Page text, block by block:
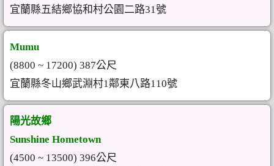
宜蘭縣五結鄉協和村公園二路31號
Mumu
(8800 ~ 17200) 387公尺
宜蘭縣冬山鄉武淵村1鄰東八路110號
陽光故鄉
Sunshine Hometown
(4500 ~ 13500) 396公尺